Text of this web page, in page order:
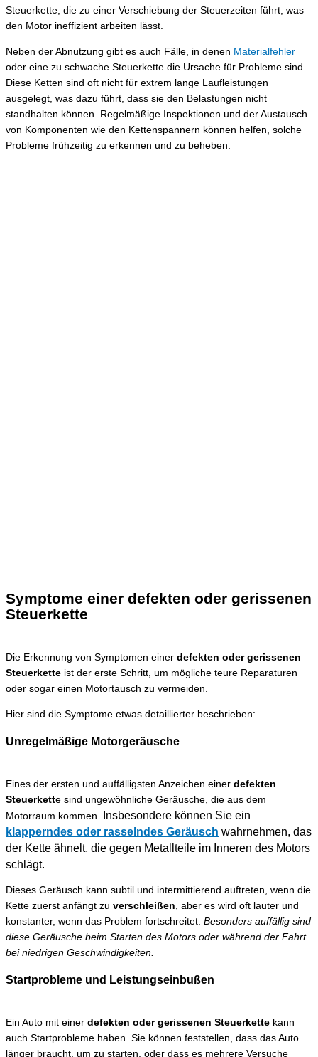
Steuerkette, die zu einer Verschiebung der Steuerzeiten führt, was
den Motor ineffizient arbeiten lässt.
Neben der Abnutzung gibt es auch Fälle, in denen Materialfehler
oder eine zu schwache Steuerkette die Ursache für Probleme sind.
Diese Ketten sind oft nicht für extrem lange Laufleistungen
ausgelegt, was dazu führt, dass sie den Belastungen nicht
standhalten können. Regelmäßige Inspektionen und der Austausch
von Komponenten wie den Kettenspannern können helfen, solche
Probleme frühzeitig zu erkennen und zu beheben.
Symptome einer defekten oder gerissenen
Steuerkette
Die Erkennung von Symptomen einer defekten oder gerissenen
Steuerkette ist der erste Schritt, um mögliche teure Reparaturen
oder sogar einen Motortausch zu vermeiden.
Hier sind die Symptome etwas detaillierter beschrieben:
Unregelmäßige Motorgeräusche
Eines der ersten und auffälligsten Anzeichen einer defekten
Steuerkette sind ungewöhnliche Geräusche, die aus dem
Motorraum kommen.
Insbesondere können Sie ein
klapperndes oder rasselndes Geräusch wahrnehmen, das
der Kette ähnelt, die gegen Metallteile im Inneren des Motors
schlägt.
Dieses Geräusch kann subtil und intermittierend auftreten, wenn die
Kette zuerst anfängt zu verschleißen, aber es wird oft lauter und
konstanter, wenn das Problem fortschreitet. Besonders auffällig sind
diese Geräusche beim Starten des Motors oder während der Fahrt
bei niedrigen Geschwindigkeiten.
Startprobleme und Leistungseinbußen
Ein Auto mit einer defekten oder gerissenen Steuerkette kann
auch Startprobleme haben. Sie können feststellen, dass das Auto
länger braucht, um zu starten, oder dass es mehrere Versuche